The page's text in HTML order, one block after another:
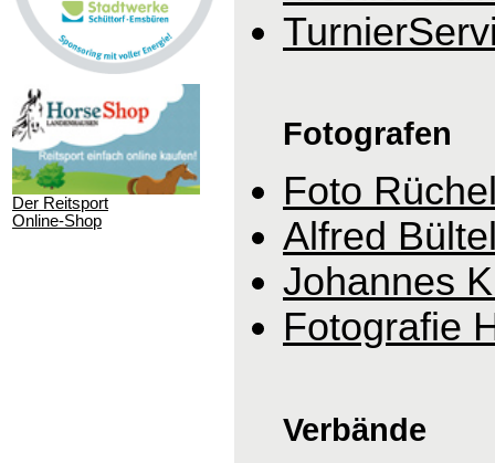
Der Reitsport
Online-Shop
Fotografen
Foto
Alfred
Johannes
Fotografie
Verbände